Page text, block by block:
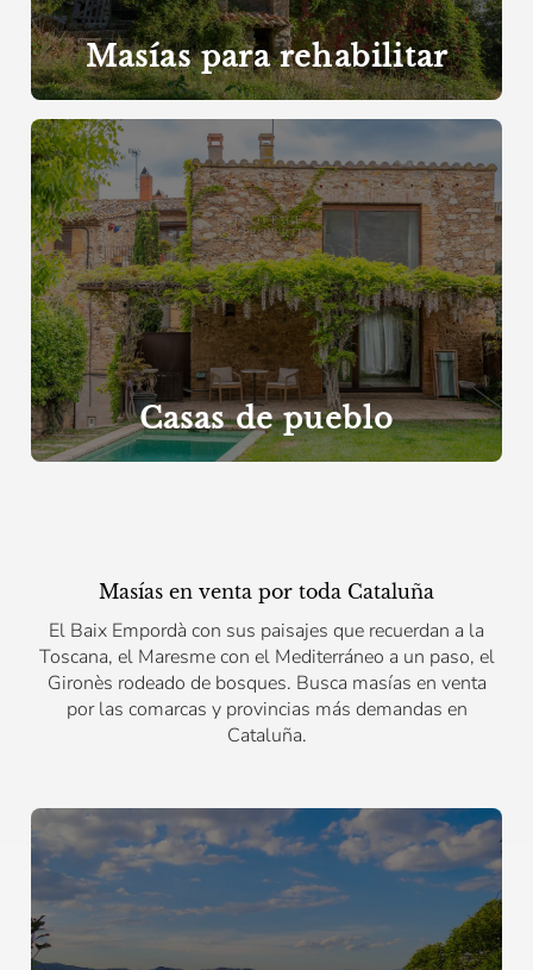
Masías para rehabilitar
Casas de pueblo
Masías en venta por toda Cataluña
El Baix Empordà con sus paisajes que recuerdan a la
Toscana, el Maresme con el Mediterráneo a un paso, el
Gironès rodeado de bosques. Busca masías en venta
por las comarcas y provincias más demandas en
Cataluña.